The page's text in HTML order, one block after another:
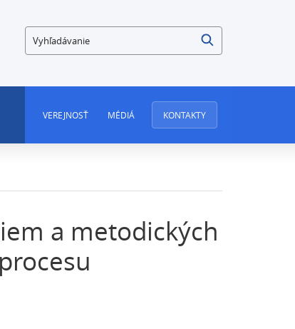
Vyhľadávanie
VEREJNOSŤ MÉDIÁ KONTAKTY
a metodických